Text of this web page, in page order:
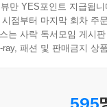
것을 기쁨으로 누릴
돈을 끌어당기거든
감정이 커져갈수록
루는 이 시대에 자
아갈 수 있는 방법
없어도 누구나 자
만 YES포인트 지급됩니
점부터 마지막 회차 주
는 사락 독서모임 게시
패션 및 판매금지 상